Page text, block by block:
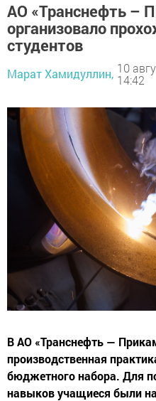
АО «Транснефть –
организовало
студентов
Марат Хамидуллин, 10
14:42
В АО «Транснефть —
производственная
бюджетного набора. Для
навыков учащиеся были